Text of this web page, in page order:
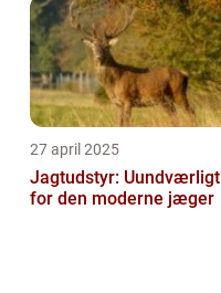
27 april 2025
Jagtudstyr: Uundværligt
for den moderne jæger